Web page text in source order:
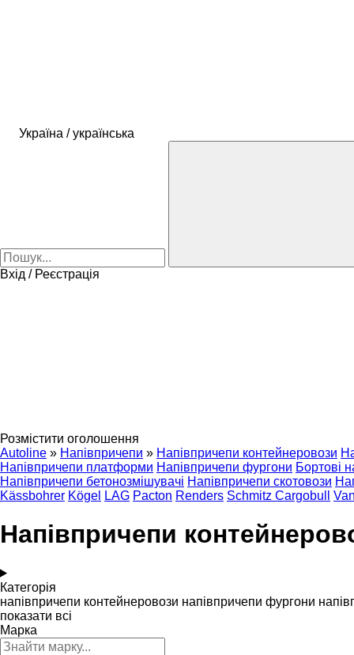
Україна / українська
Вхід / Реєстрація
Розмістити оголошення
Autoline » Напівпричепи » Напівпричепи контейнеровози
Напівпричепи платформи Напівпричепи фургони Бортові
Напівпричепи бетонозмішувачі Напівпричепи скотовози
Kässbohrer Kögel LAG Pacton Renders Schmitz Cargobull
Напівпричепи
Категорія
напівпричепи контейнеровози напівпричепи фургони
показати всі
Марка